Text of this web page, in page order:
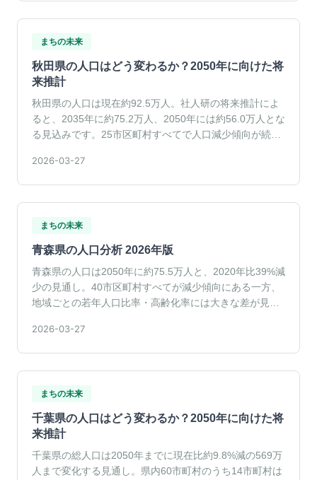
まちの未来
秋田県の人口はどう変わるか？2050年に向けた将
来推計
秋田県の人口は現在約92.5万人。社人研の将来推計によ
ると、2035年に約75.2万人、2050年には約56.0万人とな
る見込みです。25市区町村すべてで人口減少傾向が続い
2026-03-27
まちの未来
青森県の人口分析 2026年版
青森県の人口は2050年に約75.5万人と、2020年比39%減
少の見通し。40市区町村すべてが減少傾向にある一方、
地域ごとの若年人口比率・高齢化率には大きな差が見ら
2026-03-27
まちの未来
千葉県の人口はどう変わるか？2050年に向けた将
来推計
千葉県の総人口は2050年までに現在比約9.8%減の569万
人まで変化する見通し。県内60市町村のうち14市町村は